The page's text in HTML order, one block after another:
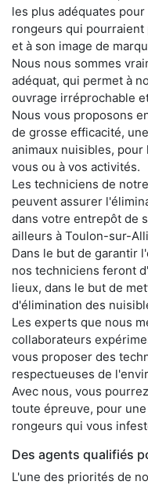
les plus adéquates
rongeurs qui
et à son image de
Nous nous sommes
adéquat, qui permet à
ouvrage irréprochable
Nous vous proposons
de grosse efficacité,
animaux nuisibles,
vous ou à vos activités.
Les techniciens de
peuvent assurer
dans votre entrepôt de
ailleurs à Toulon-sur-
Dans le but de garantir
nos techniciens feront
lieux, dans le but de
d'élimination des
Les experts que nous
collaborateurs
vous proposer des
respectueuses de
Avec nous, vous
toute épreuve, pour
rongeurs qui vous
Des agents qualifiés
L'une des priorités de